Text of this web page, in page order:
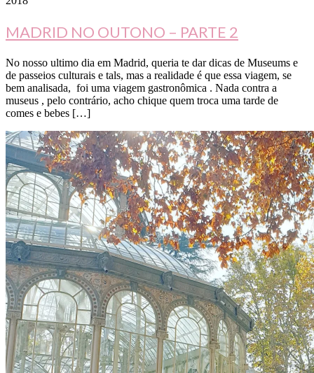
MADRID NO OUTONO – PARTE 2
No nosso ultimo dia em Madrid, queria te dar dicas de Museums e
de passeios culturais e tals, mas a realidade é que essa viagem, se
bem analisada, foi uma viagem gastronômica . Nada contra a
museus , pelo contrário, acho chique quem troca uma tarde de
comes e bebes […]